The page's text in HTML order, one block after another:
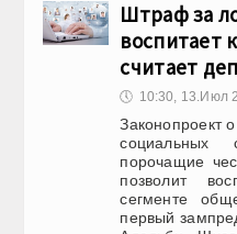
Штраф за
воспитает
считает
🕔 10:30, 13.Июл
Законопроект
социальных
порочащие
позволит
сегменте
первый